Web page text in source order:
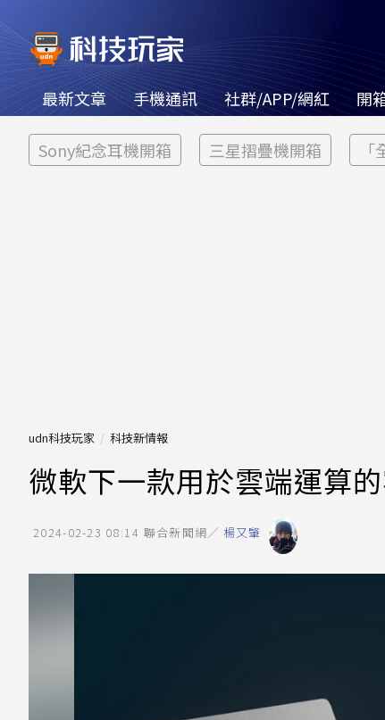
最新文章 手機通訊 社群/APP/網紅 開
Sony紀念耳機開箱 三星摺疊機開箱
udn科技玩家 科技新情報
微軟下一款用於雲端運算
2024-02-23 08:14 聯合新聞網／ 楊又肇